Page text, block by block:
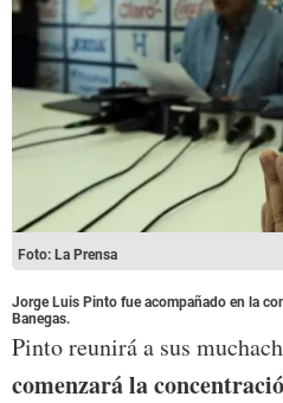
Foto: La Prensa
Jorge Luis Pinto fue acompañado en la
Banegas.
Pinto reunirá a sus
comenzará la